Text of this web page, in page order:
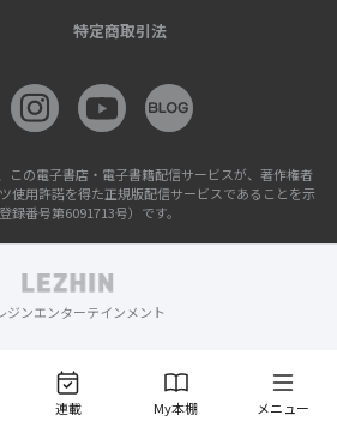
連載 My本棚 メニュー
特定商取引法
この電子書店・電子書籍配信サービスが、著作権者
使用許諾を得た正規版配信サービスであることを示
録番号第6091713号）です。
ジンエンターテインメント